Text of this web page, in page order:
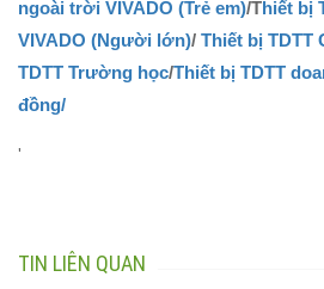
ngoài trời VIVADO (Trẻ em)/Thiết bị
VIVADO (Người lớn)/ Thiết bị TDTT
TDTT Trường học/Thiết bị TDTT
đồng/
'
TIN LIÊN QUAN